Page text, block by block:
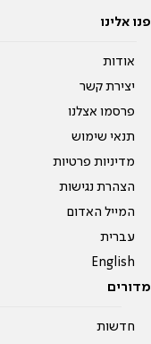
פנו אלינו
אודות
יצירת קשר
פרסמו אצלנו
תנאי שימוש
מדיניות פרטיות
הצהרת נגישות
המייל האדום
עברית
English
מדורים
חדשות